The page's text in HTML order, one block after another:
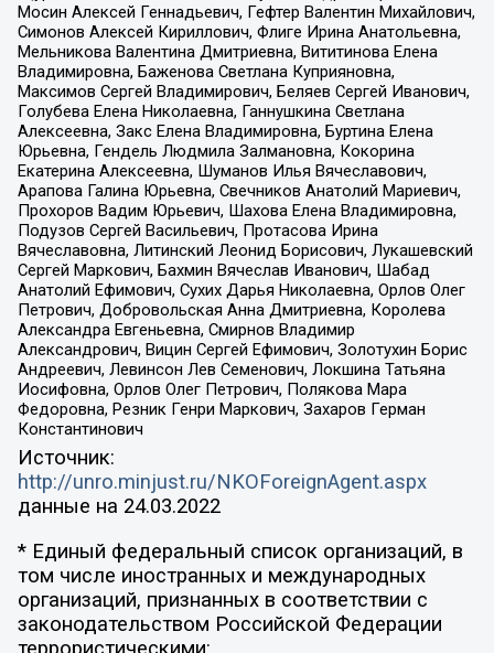
Мосин Алексей Геннадьевич, Гефтер Валентин Михайлович,
Симонов Алексей Кириллович, Флиге Ирина Анатольевна,
Мельникова Валентина Дмитриевна, Вититинова Елена
Владимировна, Баженова Светлана Куприяновна,
Максимов Сергей Владимирович, Беляев Сергей Иванович,
Голубева Елена Николаевна, Ганнушкина Светлана
Алексеевна, Закс Елена Владимировна, Буртина Елена
Юрьевна, Гендель Людмила Залмановна, Кокорина
Екатерина Алексеевна, Шуманов Илья Вячеславович,
Арапова Галина Юрьевна, Свечников Анатолий Мариевич,
Прохоров Вадим Юрьевич, Шахова Елена Владимировна,
Подузов Сергей Васильевич, Протасова Ирина
Вячеславовна, Литинский Леонид Борисович, Лукашевский
Сергей Маркович, Бахмин Вячеслав Иванович, Шабад
Анатолий Ефимович, Сухих Дарья Николаевна, Орлов Олег
Петрович, Добровольская Анна Дмитриевна, Королева
Александра Евгеньевна, Смирнов Владимир
Александрович, Вицин Сергей Ефимович, Золотухин Борис
Андреевич, Левинсон Лев Семенович, Локшина Татьяна
Иосифовна, Орлов Олег Петрович, Полякова Мара
Федоровна, Резник Генри Маркович, Захаров Герман
Константинович
Источник:
http://unro.minjust.ru/NKOForeignAgent.aspx
данные на 24.03.2022
* Единый федеральный список организаций, в
том числе иностранных и международных
организаций, признанных в соответствии с
законодательством Российской Федерации
террористическими: